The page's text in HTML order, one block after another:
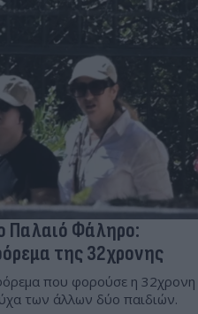
Παλαιό Φάληρο:
της 32χρονης
που φορούσε η 32χρονη
των άλλων δύο παιδιών.